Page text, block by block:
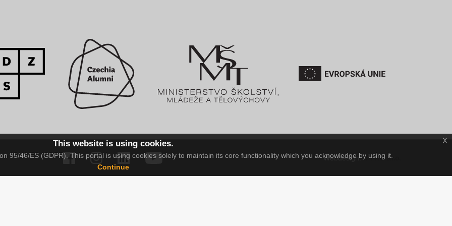
Webdesign:IT-PRO s.r.o.
This website is using cookies.
95/46/ES (GDPR). This portal is using cookies solely to maintain its core functionality which you acknowledge by using it.
Continue
x